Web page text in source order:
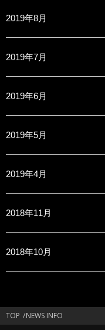
2019年8月
2019年7月
2019年6月
2019年5月
2019年4月
2018年11月
2018年10月
TOP NEWS INFO